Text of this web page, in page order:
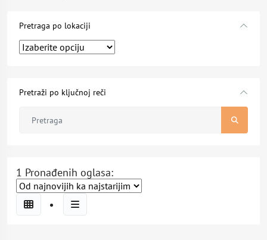
Pretraga po lokaciji
Pretraži po ključnoj reči
1 Pronađenih oglasa: